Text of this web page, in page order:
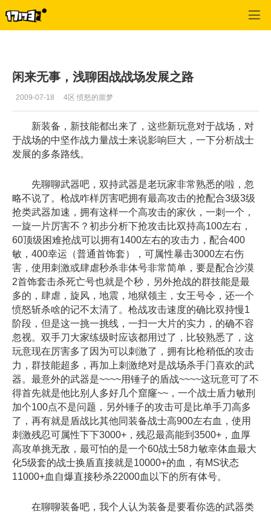
闲来无事，浅聊困战战场发展之路
2009-07-18 4区 愤怒的噩梦
新装备，新技能都出来了，这些新玩意对于战场，对
于战场的中坚作战力量战士来说影响巨大，一下分析战士
发展的多条路线。
先聊聊武器吧，双持武器是老玩家非常熟悉的啦，忽
略不说了。枪战咋样厉害吧拥有最高攻击的抢配合3级3级
抢类武器加速，拥有这样一个高攻击的家伙，一刺一个，
一旋一片厉害不？初步分析下抢攻击比双持高100左右，
60顶级困难抢战可以拥有1400左右的攻击力，配合400
敏，400幸运（普通首饰套），可属性暴击3000左右伤
害，使用刺激或肆虐秒杀非体号非常简单，要是配合沙漠
2首饰套击杀死亡号也就是个秒，另外抢战的群技能是最
多的，肆虐，旋风，地震，地狱领主，女王号令，还一个
愤怒斩杀啥的记不太清了。枪战攻击速度的确比双持慢1
阶段，但是这一挑一挑线，一扫一大片的实力，的确不容
忽视。双手刀大家练级时应该都用过了，比较熟悉了，这
玩意现在厉害多了因为可以刺激了，拥有比枪稍低的攻击
力，群技能超多，再加上刺激绝对是战场杀手门喜欢的武
器。最意外的武器是~~~~用锤子的盾战~~~~这玩意可了不
得首先就是他比别人多好几个窟窿~~，一个战士盾力敏刑
加个100点不是问题，另外锤子的攻击可是比单手刀高多
了，再有就是盾战比其他同装备战士高900左右血，使用
刺激残忍可属性下下3000+，残忍最高能到3500+，血厚
高攻单挑无敌，最可怕的是一个60战士58力敏幸体血最大
化5级套的战士换盾直接就是10000+的血，有MS状态
11000+血自爆直接秒杀22000血以下的所有体号。
在聊聊装备吧，我个人认为装备是要看你选的武器类